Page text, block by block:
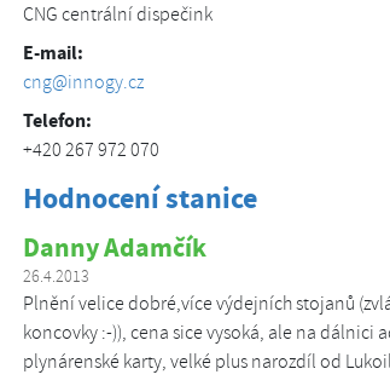
CNG centrální dispečink
E-mail:
cng@innogy.cz
Telefon:
+420 267 972 070
Hodnocení stanice
Danny Adamčík
26.4.2013
Plnění velice dobré,více výdejních stojanů
koncovky :-)), cena sice vysoká, ale na
plynárenské karty, velké plus narozdíl od